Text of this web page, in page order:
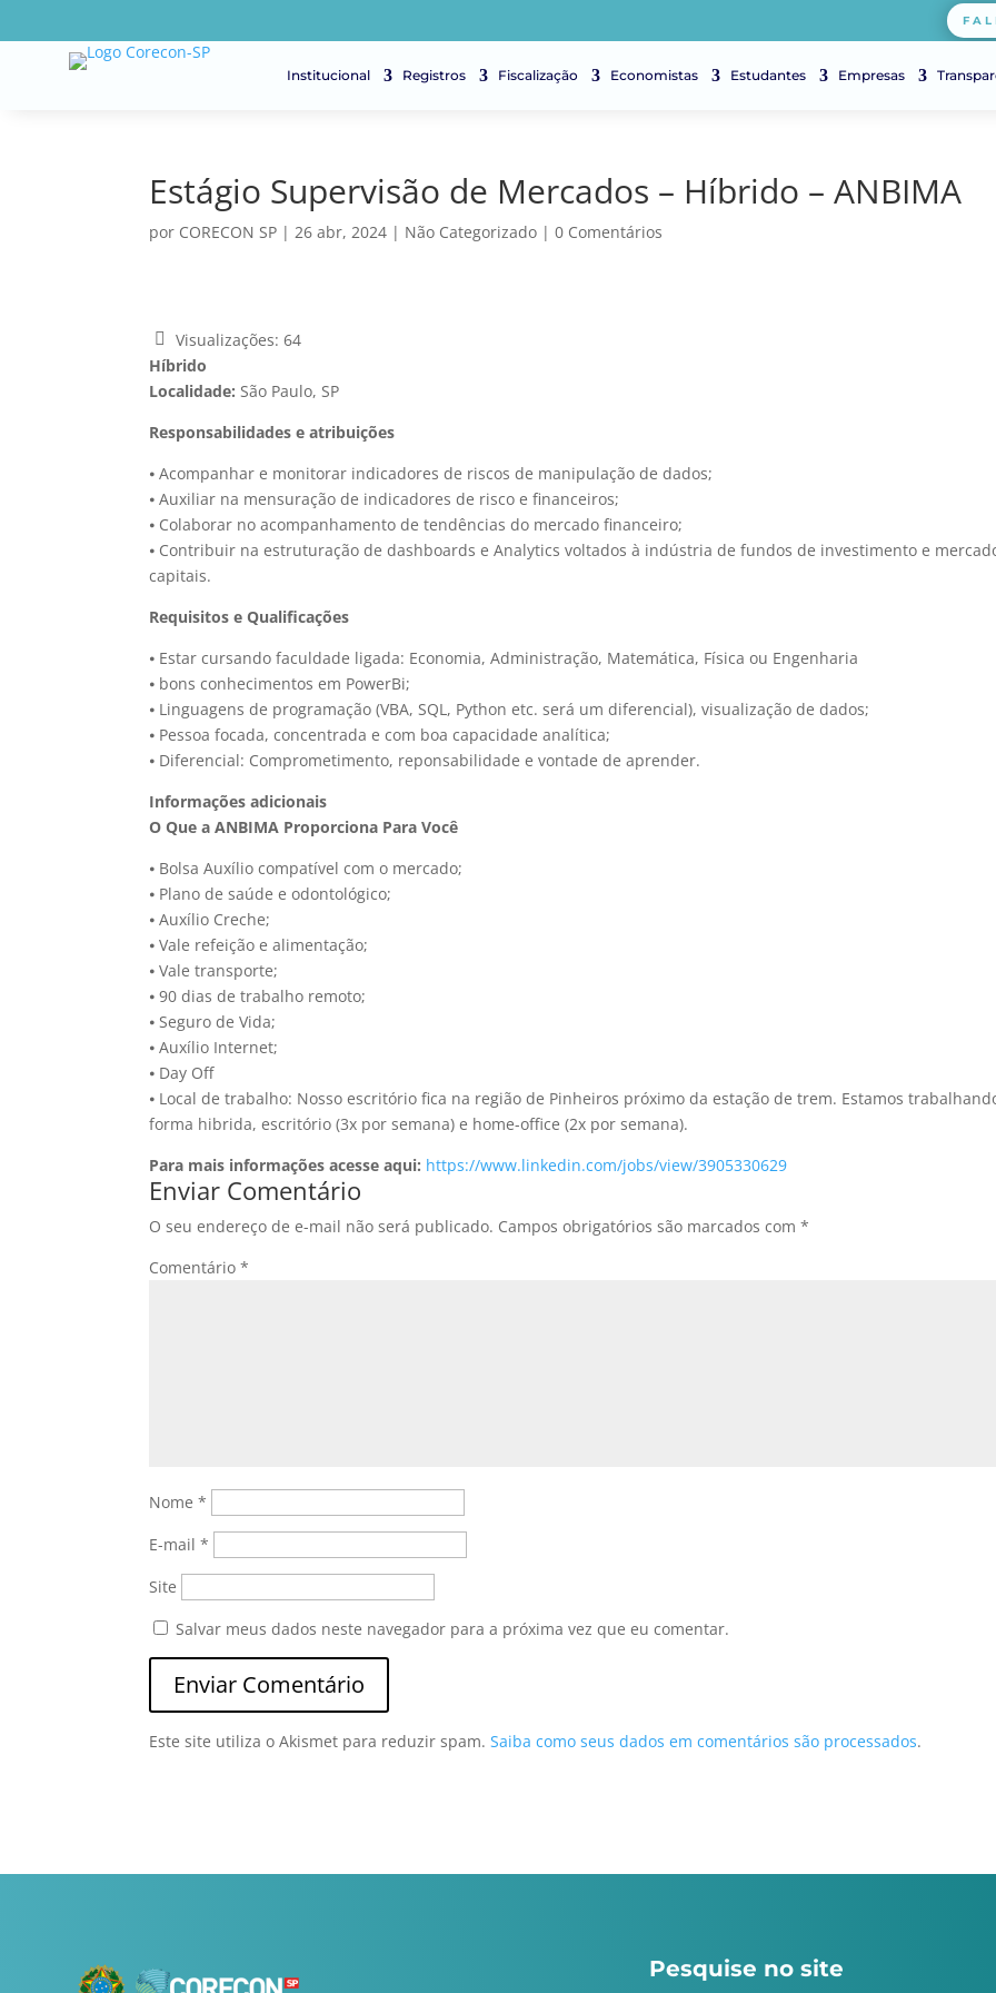
Institucional Registros Fiscalização Economistas Estudantes Empresas
Estágio Supervisão de Mercados – Híbrido – ANBIMA
por CORECON SP |26 abr, 2024 | Não Categorizado |0 Comentários
Visualizações: 64
Híbrido
Localidade: São Paulo, SP
Responsabilidades e atribuições
⦁ Acompanhar e monitorar indicadores de riscos de manipulação de dados;
⦁ Auxiliar na mensuração de indicadores de risco e financeiros;
⦁ Colaborar no acompanhamento de tendências do mercado financeiro;
⦁ Contribuir na estruturação de dashboards e Analytics voltados à indústria de fundos de investimento e
capitais.
Requisitos e Qualificações
⦁ Estar cursando faculdade ligada: Economia, Administração, Matemática, Física ou Engenharia
⦁ bons conhecimentos em PowerBi;
⦁ Linguagens de programação (VBA, SQL, Python etc. será um diferencial), visualização de dados;
⦁ Pessoa focada, concentrada e com boa capacidade analítica;
⦁ Diferencial: Comprometimento, reponsabilidade e vontade de aprender.
Informações adicionais
O Que a ANBIMA Proporciona Para Você
⦁ Bolsa Auxílio compatível com o mercado;
⦁ Plano de saúde e odontológico;
⦁ Auxílio Creche;
⦁ Vale refeição e alimentação;
⦁ Vale transporte;
⦁ 90 dias de trabalho remoto;
⦁ Seguro de Vida;
⦁ Auxílio Internet;
⦁ Day Off
⦁ Local de trabalho: Nosso escritório fica na região de Pinheiros próximo da estação de trem. Estamos
forma hibrida, escritório (3x por semana) e home-office (2x por semana).
Para mais informações acesse aqui: https://www.linkedin.com/jobs/view/3905330629
Enviar Comentário
O seu endereço de e-mail não será publicado. Campos obrigatórios são marcados com*
Comentário*
Nome*
E-mail*
Site
Salvar meus dados neste navegador para a próxima vez que eu comentar.
Este site utiliza o Akismet para reduzir spam.Saiba como seus dados em comentários são processados.
Pesquise no site